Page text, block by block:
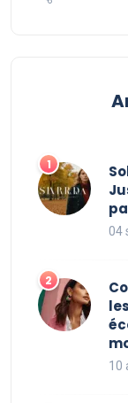
04
10